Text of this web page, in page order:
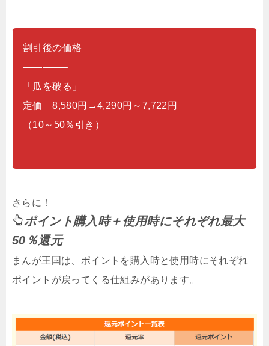
割引後の価格
————–
「瓜を破る」
定価 8,580円→4,290円～7,722円
（10～50％引き）
さらに！
ポイント購入時＋使用時にそれぞれ最大
50％還元
まんが王国は、ポイントを購入時と使用時にそれぞれ
ポイントが戻ってくる仕組みがあります。